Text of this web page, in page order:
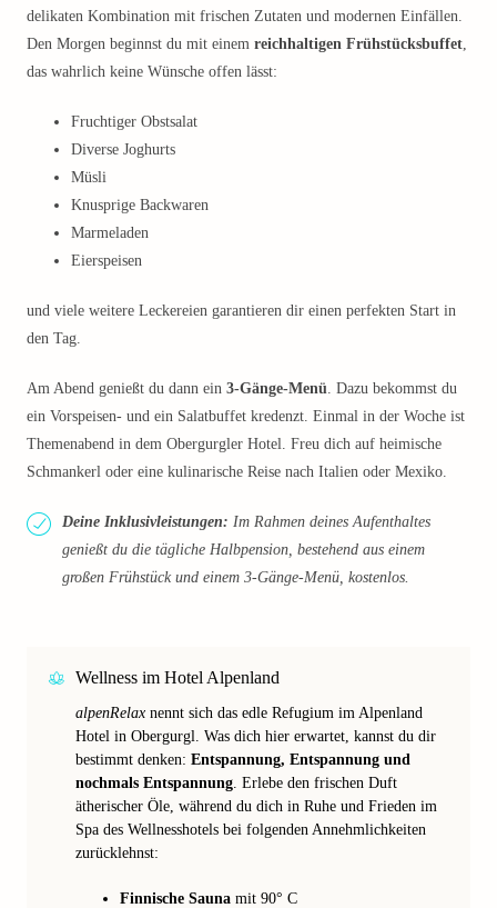
delikaten Kombination mit frischen Zutaten und modernen Einfällen.
Den Morgen beginnst du mit einem reichhaltigen Frühstücksbuffet,
das wahrlich keine Wünsche offen lässt:
Fruchtiger Obstsalat
Diverse Joghurts
Müsli
Knusprige Backwaren
Marmeladen
Eierspeisen
und viele weitere Leckereien garantieren dir einen perfekten Start in
den Tag.
Am Abend genießt du dann ein 3-Gänge-Menü. Dazu bekommst du
ein Vorspeisen- und ein Salatbuffet kredenzt. Einmal in der Woche ist
Themenabend in dem Obergurgler Hotel. Freu dich auf heimische
Schmankerl oder eine kulinarische Reise nach Italien oder Mexiko.
Deine Inklusivleistungen: Im Rahmen deines Aufenthaltes
genießt du die tägliche Halbpension, bestehend aus einem
großen Frühstück und einem 3-Gänge-Menü, kostenlos.
Wellness im Hotel Alpenland
alpenRelax nennt sich das edle Refugium im Alpenland
Hotel in Obergurgl. Was dich hier erwartet, kannst du dir
bestimmt denken: Entspannung, Entspannung und
nochmals Entspannung. Erlebe den frischen Duft
ätherischer Öle, während du dich in Ruhe und Frieden im
Spa des Wellnesshotels bei folgenden Annehmlichkeiten
zurücklehnst:
Finnische Sauna mit 90° C